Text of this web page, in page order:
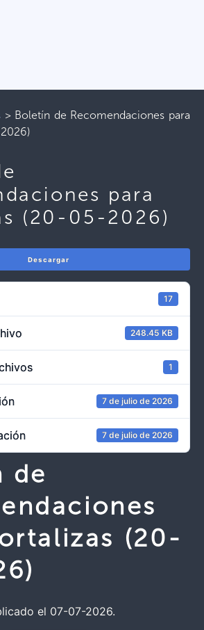
> Boletín de Recomendaciones para
para
(20-05-2026)
Descargar
17
248.45 KB
1
7 de julio de 2026
7 de julio de 2026
de
(20-
el 07-07-2026.